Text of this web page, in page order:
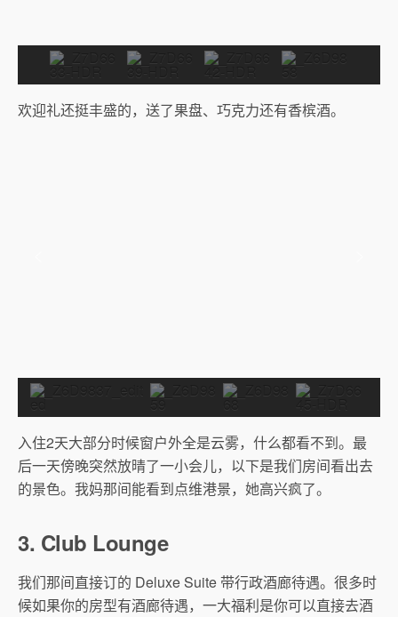
欢迎礼还挺丰盛的，送了果盘、巧克力还有香槟酒。
入住2天大部分时候窗户外全是云雾，什么都看不到。最
后一天傍晚突然放晴了一小会儿，以下是我们房间看出去
的景色。我妈那间能看到点维港景，她高兴疯了。
3. Club Lounge
我们那间直接订的 Deluxe Suite 带行政酒廊待遇。很多时
候如果你的房型有酒廊待遇，一大福利是你可以直接去酒